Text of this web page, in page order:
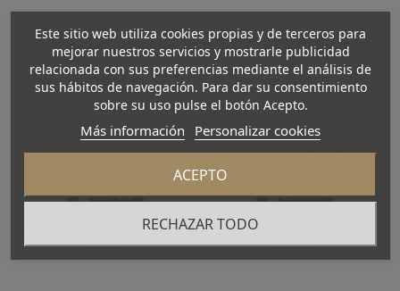
Pendientes vintage platino y brillantes
COMPRAR
Pulsera en oro bicolor 18kt y brillantes
COMPRAR
Este sitio web utiliza cookies propias y de terceros para
mejorar nuestros servicios y mostrarle publicidad
relacionada con sus preferencias mediante el análisis de
sus hábitos de navegación. Para dar su consentimiento
sobre su uso pulse el botón Acepto.
Más información Personalizar cookies
RECHAZAR TODO
ACEPTO